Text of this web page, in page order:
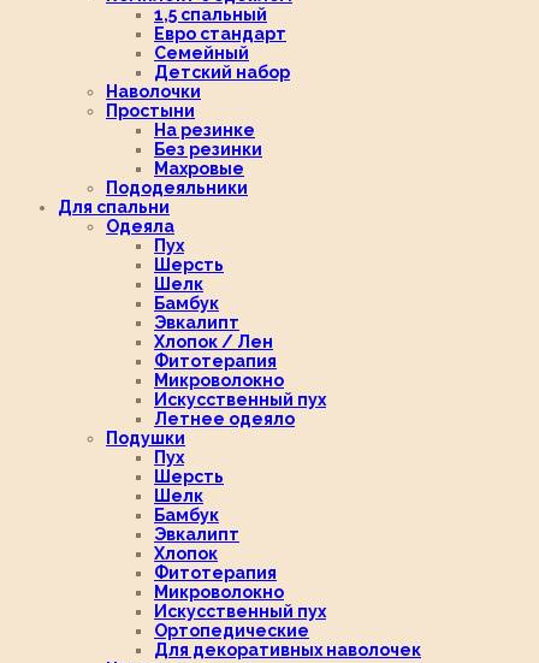
1,5 спальный
Евро стандарт
Семейный
Детский набор
Наволочки
Простыни
На резинке
Без резинки
Махровые
Пододеяльники
Для спальни
Одеяла
Пух
Шерсть
Шелк
Бамбук
Эвкалипт
Хлопок / Лен
Фитотерапия
Микроволокно
Искусственный пух
Летнее одеяло
Подушки
Пух
Шерсть
Шелк
Бамбук
Эвкалипт
Хлопок
Фитотерапия
Микроволокно
Искусственный пух
Ортопедические
Для декоративных наволочек